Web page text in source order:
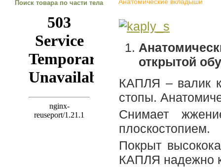
Поиск товара по части тела
открытой
КАПЛЯ – валик
стопы.
Снимает
плоскостопием.
Покрыт
КАПЛЯ надежно